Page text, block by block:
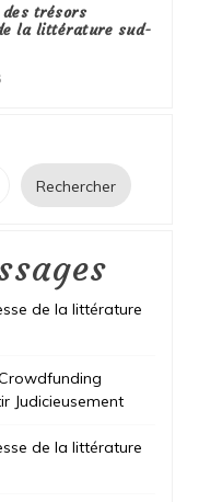
trésors
la littérature sud-
Rechercher
de la littérature
Judicieusement
de la littérature